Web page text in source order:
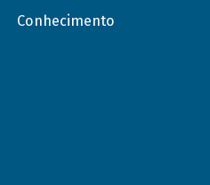
Conhecimento